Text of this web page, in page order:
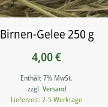
Birnen-Gelee 250 g
4,00€
Enthält 7% MwSt.
zzgl. Versand
Lieferzeit: 2-5 Werktage